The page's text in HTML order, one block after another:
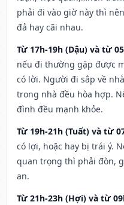
phải đi vào giờ này thì
đả hay cãi nhau.
Từ 17h-19h (Dậu) và từ
nếu đi thường gặp được
có lời. Người đi sắp về
trong nhà đều hòa hợp.
đình đều mạnh khỏe.
Từ 19h-21h (Tuất) và từ
có lợi, hoặc hay bị trái ý.
quan trọng thì phải đòn,
an.
Từ 21h-23h (Hợi) và từ